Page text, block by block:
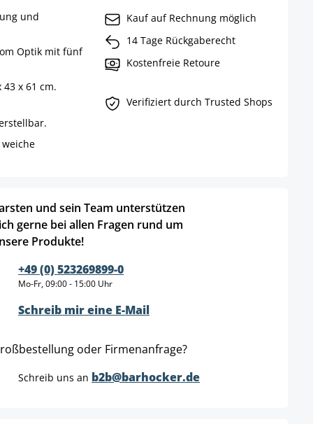
und
Optik mit fünf
43 x 61 cm.
Kauf auf Rechnung möglich
14 Tage Rückgaberecht
Kostenfreie Retoure
Verifiziert durch Trusted Shops
und sein Team unterstützen
gerne bei allen Fragen rund um
Produkte!
+49 (0) 523269899-0
Mo-Fr, 09:00 - 15:00 Uhr
Schreib mir eine E-Mail
oder Firmenanfrage?
Schreib uns an b2b@barhocker.de